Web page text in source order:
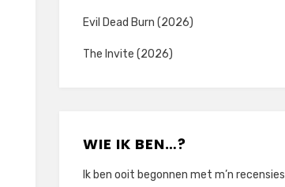
Evil Dead Burn (2026)
The Invite (2026)
WIE IK BEN…?
Ik ben ooit begonnen met m’n recensies